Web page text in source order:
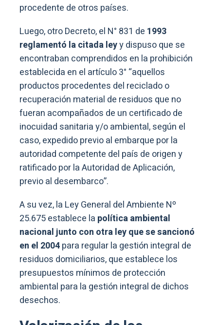
procedente de otros países.
Luego, otro Decreto, el N° 831 de 1993
reglamentó la citada leyy dispuso que se
encontraban comprendidos en la prohibición
establecida en el artículo 3° “aquellos
productos procedentes del reciclado o
recuperación material de residuos que no
fueran acompañados de un certificado de
inocuidad sanitaria y/o ambiental, según el
caso, expedido previo al embarque por la
autoridad competente del país de origen y
ratificado por la Autoridad de Aplicación,
previo al desembarco”.
A su vez, la Ley General del Ambiente Nº
25.675 establece la política ambiental
nacional junto con otra ley que se sancionó
en el 2004para regular la gestión integral de
residuos domiciliarios, que establece los
presupuestos mínimos de protección
ambiental para la gestión integral de dichos
desechos.